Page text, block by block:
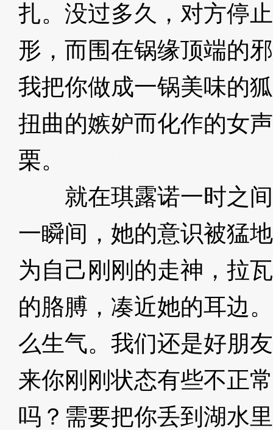
扎。没过多久，对方停
形，而围在锅缘顶端的
我把你做成一锅美味的
扭曲的嫉妒而化作的女
栗。
就在琪露诺一时之间
一瞬间，她的意识被猛
为自己刚刚的走神，拉
的胳膊，凑近她的耳边
么生气。我们还是好朋
来你刚刚状态有些不正
吗？需要把你丢到湖水